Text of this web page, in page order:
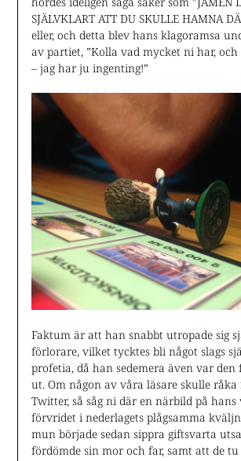
SJÄLVKLART ATT DU SKULLE HAMNA
eller, och detta blev hans klagoramsa
av partiet, ”Kolla vad mycket ni har,
– jag har ju ingenting!”
Faktum är att han snabbt utropade sig
förlorare, vilket tycktes bli något slags
profetia, då han sedemera även var den
ut. Om någon av våra läsare skulle råka
Twitter, så såg ni där en närbild på hans
förvridet i nederlagets plågsamma
mun började sedan sippra giftsvarta
fördömde sin mor och far, samt att de